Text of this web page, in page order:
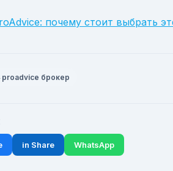
почему стоит выбрать
брокер
in Share WhatsApp